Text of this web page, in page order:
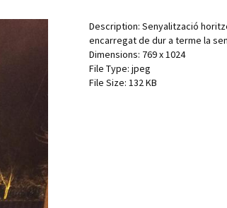
Description: Senyalització
encarregat de dur a terme la
Dimensions: 769 x 1024
File Type: jpeg
File Size: 132 KB